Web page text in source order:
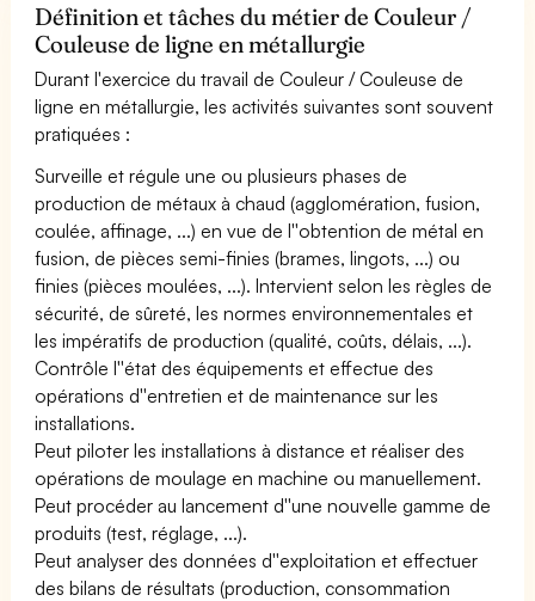
Définition et tâches du métier de Couleur /
Couleuse de ligne en métallurgie
Durant l'exercice du travail de Couleur / Couleuse de
ligne en métallurgie, les activités suivantes sont souvent
pratiquées :
Surveille et régule une ou plusieurs phases de
production de métaux à chaud (agglomération, fusion,
coulée, affinage, ...) en vue de l''obtention de métal en
fusion, de pièces semi-finies (brames, lingots, ...) ou
finies (pièces moulées, ...). Intervient selon les règles de
sécurité, de sûreté, les normes environnementales et
les impératifs de production (qualité, coûts, délais, ...).
Contrôle l''état des équipements et effectue des
opérations d''entretien et de maintenance sur les
installations.
Peut piloter les installations à distance et réaliser des
opérations de moulage en machine ou manuellement.
Peut procéder au lancement d''une nouvelle gamme de
produits (test, réglage, ...).
Peut analyser des données d''exploitation et effectuer
des bilans de résultats (production, consommation